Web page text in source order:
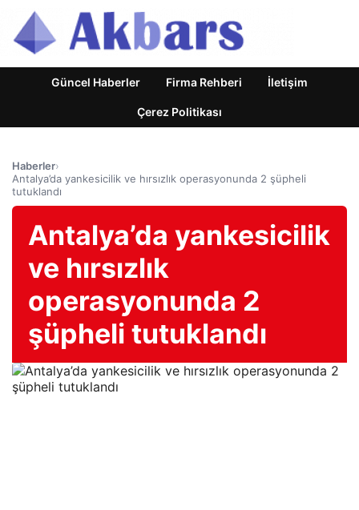
Güncel Haberler Firma Rehberi İletişim
Çerez Politikası
Haberler›
Antalya’da yankesicilik ve hırsızlık operasyonunda 2 şüpheli
tutuklandı
Antalya’da yankesicilik
ve hırsızlık
operasyonunda 2
şüpheli tutuklandı